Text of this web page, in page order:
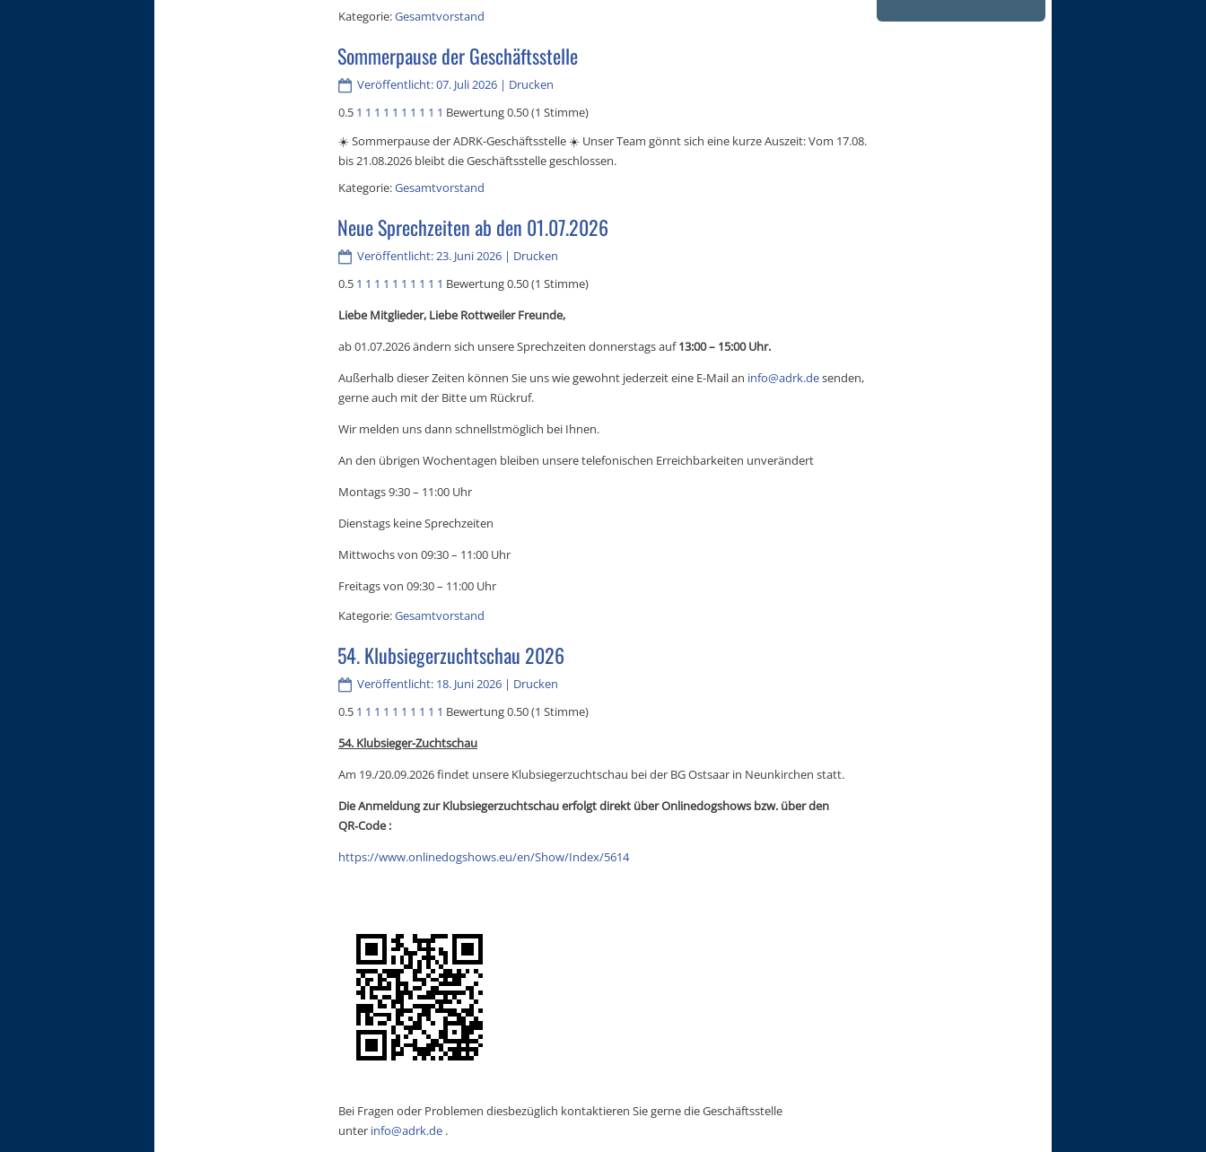
Kategorie:Gesamtvorstand
Sommerpause der Geschäftsstelle
Veröffentlicht: 07. Juli 2026 | Drucken
0.5 1 1 1 1 1 1 1 1 1 1 Bewertung 0.50 (1 Stimme)
☀️ Sommerpause der ADRK‑Geschäftsstelle ☀️ Unser Team gönnt sich eine kurze Auszeit: Vom 17.08.
bis 21.08.2026 bleibt die Geschäftsstelle geschlossen.
Kategorie:Gesamtvorstand
Neue Sprechzeiten ab den 01.07.2026
Veröffentlicht: 23. Juni 2026 | Drucken
0.5 1 1 1 1 1 1 1 1 1 1 Bewertung 0.50 (1 Stimme)
Liebe Mitglieder, Liebe Rottweiler Freunde,
ab 01.07.2026 ändern sich unsere Sprechzeiten donnerstags auf13:00 – 15:00 Uhr.
Außerhalb dieser Zeiten können Sie uns wie gewohnt jederzeit eine E-Mail an info@adrk.desenden,
gerne auch mit der Bitte um Rückruf.
Wir melden uns dann schnellstmöglich bei Ihnen.
An den übrigen Wochentagen bleiben unsere telefonischen Erreichbarkeiten unverändert
Montags 9:30 – 11:00 Uhr
Dienstags keine Sprechzeiten
Mittwochs von 09:30 – 11:00 Uhr
Freitags von 09:30 – 11:00 Uhr
Kategorie:Gesamtvorstand
54. Klubsiegerzuchtschau 2026
Veröffentlicht: 18. Juni 2026 | Drucken
0.5 1 1 1 1 1 1 1 1 1 1 Bewertung 0.50 (1 Stimme)
54. Klubsieger-Zuchtschau
Am 19./20.09.2026 findet unsere Klubsiegerzuchtschau bei der BG Ostsaar in Neunkirchen statt.
Die Anmeldung zur Klubsiegerzuchtschau erfolgt direkt über Onlinedogshows bzw. über den
QR‑Code :
https://www.onlinedogshows.eu/en/Show/Index/5614
Bei Fragen oder Problemen diesbezüglich kontaktieren Sie gerne die Geschäftsstelle
unter info@adrk.de .